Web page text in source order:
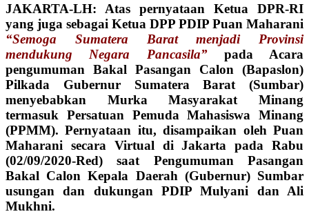
JAKARTA-LH: Atas pernyataan Ketua DPR-RI
yang juga sebagai Ketua DPP PDIP Puan Maharani
“Semoga Sumatera Barat menjadi Provinsi
mendukung Negara Pancasila”pada Acara
pengumuman Bakal Pasangan Calon (Bapaslon)
Pilkada Gubernur Sumatera Barat (Sumbar)
menyebabkan Murka Masyarakat Minang
termasuk Persatuan Pemuda Mahasiswa Minang
(PPMM). Pernyataan itu, disampaikan oleh Puan
Maharani secara Virtual di Jakarta pada Rabu
(02/09/2020-Red) saat Pengumuman Pasangan
Bakal Calon Kepala Daerah (Gubernur) Sumbar
usungan dan dukungan PDIP Mulyani dan Ali
Mukhni.